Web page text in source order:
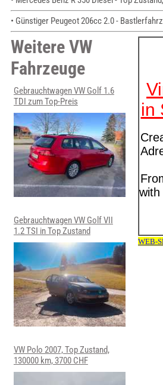
• Günstiger Peugeot 206cc 2.0 -
Weitere VW
Fahrzeuge
Gebrauchtwagen VW Golf 1.6
TDI zum Top-Preis
Gebrauchtwagen VW Golf VII
1.2 TSI in Top Zustand
VW Polo 2007, Top Zustand,
130000 km, 3700 CHF